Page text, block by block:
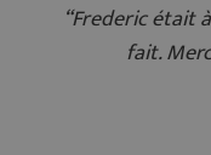
“Frederic était
fait.